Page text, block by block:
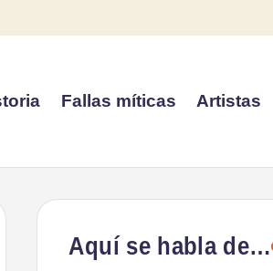
Fallas míticas Artistas
Aquí se habla de…